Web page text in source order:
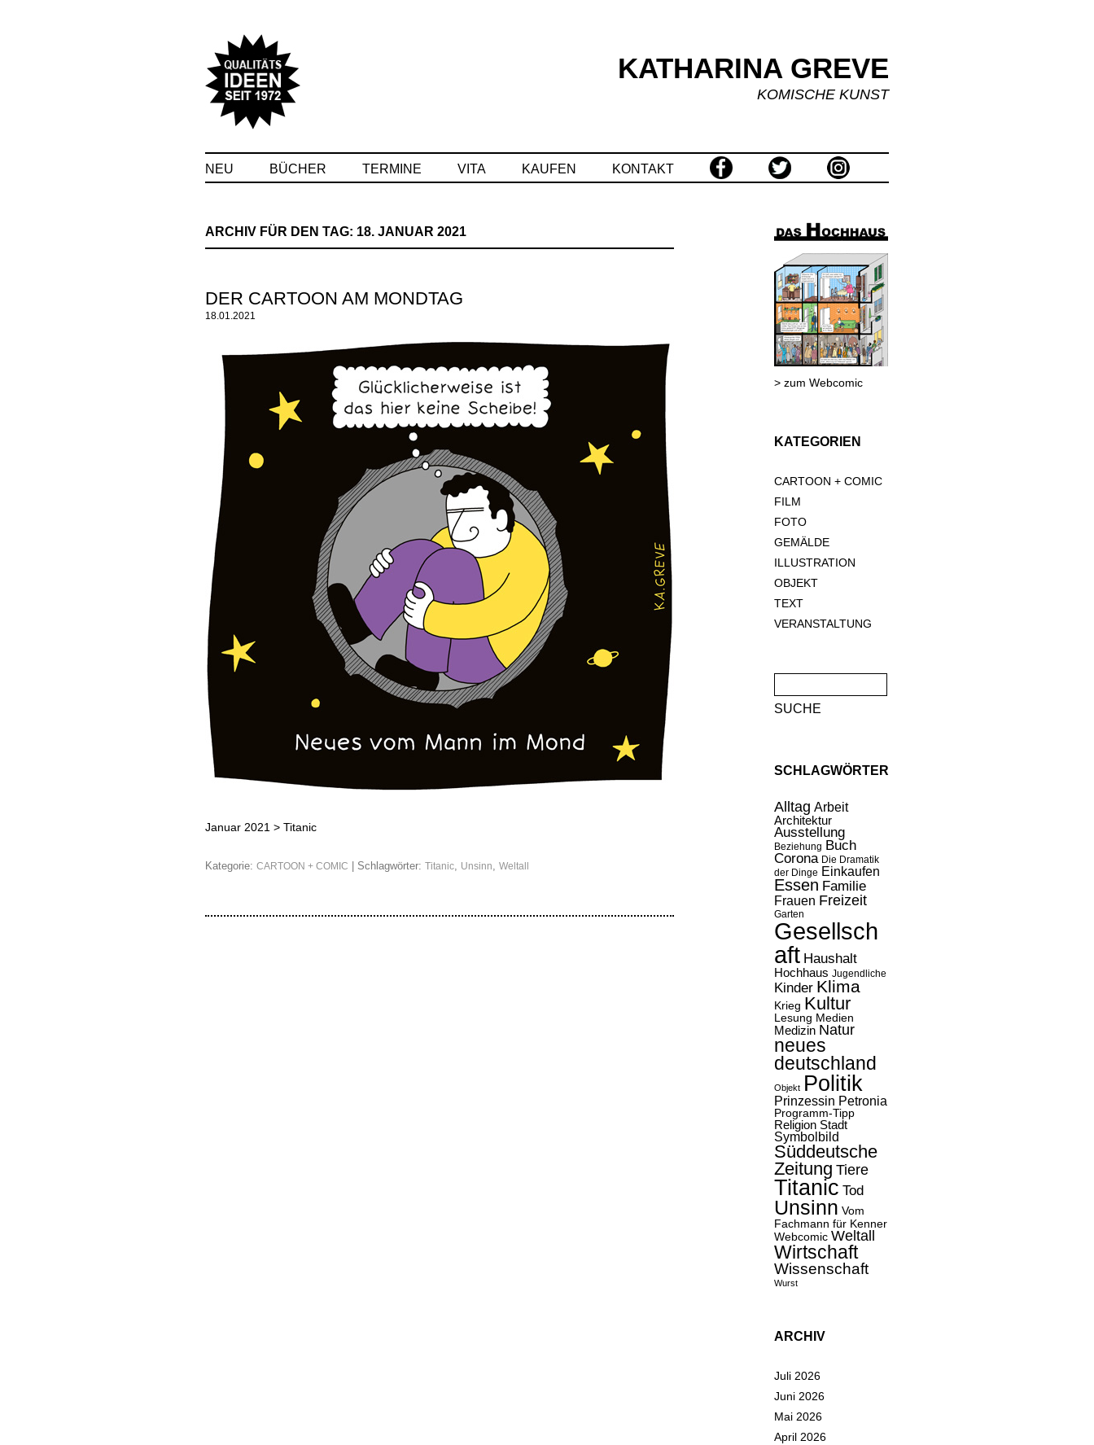
KATHARINA GREVE
KOMISCHE KUNST
NEU BÜCHER TERMINE VITA KAUFEN KONTAKT
ARCHIV FÜR DEN TAG: 18. JANUAR 2021
DER CARTOON AM MONDTAG
18.01.2021
Januar 2021 > Titanic
Kategorie: CARTOON + COMIC | Schlagwörter: Titanic, Unsinn, Weltall
> zum Webcomic
KATEGORIEN
CARTOON + COMIC
FILM
FOTO
GEMÄLDE
ILLUSTRATION
OBJEKT
TEXT
VERANSTALTUNG
nach:
SCHLAGWÖRTER
Alltag Arbeit
Architektur
Ausstellung
Beziehung Buch
Corona Die Dramatik
der Dinge Einkaufen
Essen Familie
Frauen Freizeit
Garten
Gesellsch
aft Haushalt
Hochhaus Jugendliche
Kinder Klima
Krieg Kultur
Lesung Medien
Medizin Natur
neues
deutschland
Objekt Politik
Prinzessin Petronia
Programm-Tipp
Religion Stadt
Symbolbild
Süddeutsche
Zeitung Tiere
Titanic Tod
Unsinn Vom
Fachmann für Kenner
Webcomic Weltall
Wirtschaft
Wissenschaft
Wurst
ARCHIV
Juli 2026
Juni 2026
Mai 2026
April 2026